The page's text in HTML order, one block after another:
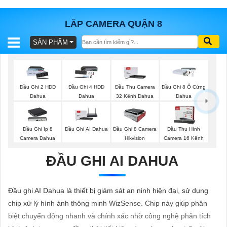
LẮP CAMERA QUẬN 8
BÁO
TRỌN
GÓI
SẢN
TƯ
VẤN
LẮP
SẢN PHẨM
Đầu Ghi 2 HDD
Dahua
Đầu Ghi 4 HDD
Dahua
Đầu Thu Camera
32 Kênh Dahua
Đầu Ghi 8 Ổ Cứng
Dahua
Đầu Ghi Ip 8
Camera Dahua
Đầu Ghi AI Dahua
Đầu Ghi 8 Camera
Hikvision
Đầu Thu Hình
Camera 16 Kênh
ĐẦU GHI AI DAHUA
Đầu ghi AI Dahua là thiết bị giám sát an ninh hiện đại, sử dụng
chip xử lý hình ảnh thông minh WizSense. Chip này giúp phân
biệt chuyển động nhanh và chính xác nhờ công nghệ phân tích